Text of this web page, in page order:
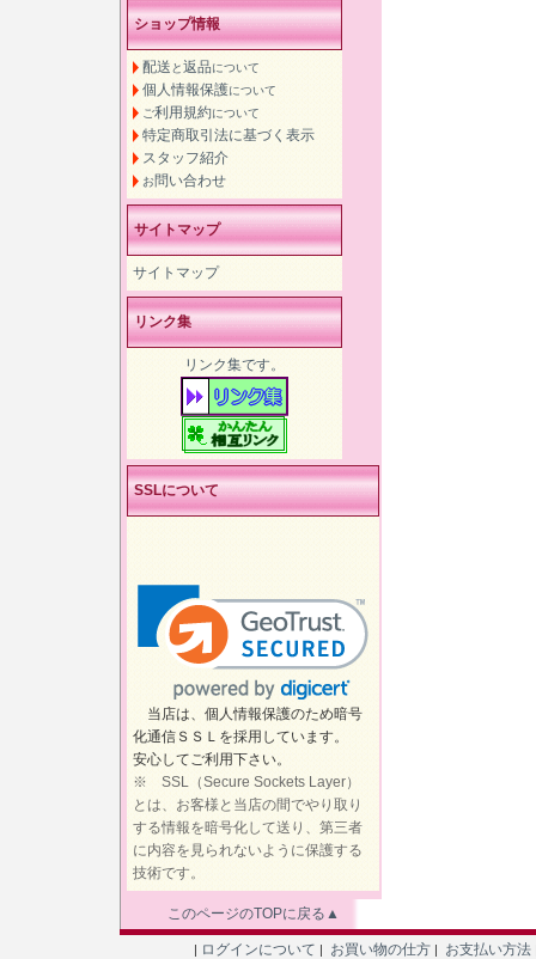
ショップ情報
配送 と返品について
個人情報保護について
ご利用規約について
特定商取引法に基づく表示
スタッフ紹介
お問い合わせ
サイトマップ
サイトマップ
リンク集
リンク集です。
SSLについて
当店は、個人情報保護のため暗号
化通信ＳＳＬを採用しています。
安心してご利用下さい。
※ SSL（Secure Sockets Layer）
とは、お客様と当店の間でやり取り
する情報を暗号化して送り、第三者
に内容を見られないように保護する
技術です。
このページのTOPに戻る▲
| ログインについて | お買い物の仕方 | お支払い方法